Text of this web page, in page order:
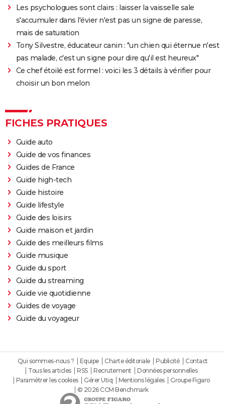
Les psychologues sont clairs : laisser la vaisselle sale
s'accumuler dans l'évier n'est pas un signe de paresse,
mais de saturation
Tony Silvestre, éducateur canin : "un chien qui éternue n'est
pas malade, c'est un signe pour dire qu'il est heureux"
Ce chef étoilé est formel : voici les 3 détails à vérifier pour
choisir un bon melon
FICHES PRATIQUES
Guide auto
Guide de vos finances
Guides de France
Guide high-tech
Guide histoire
Guide lifestyle
Guide des loisirs
Guide maison et jardin
Guide des meilleurs films
Guide musique
Guide du sport
Guide du streaming
Guide vie quotidienne
Guides de voyage
Guide du voyageur
Qui sommes-nous ? Equipe Charte éditoriale Publicité
Contact
Tous les articles
RSS Recrutement
Données personnelles
Paramétrer les cookies
Gérer Utiq Mentions légales
Groupe Figaro
© 2026 CCM Benchmark